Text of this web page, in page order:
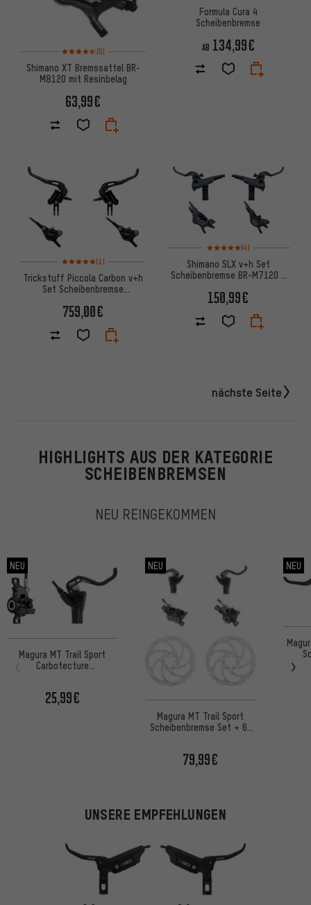
Bewertungen: 4,5 von 5 basierend auf 5 Bewertungen
(5)
Shimano XT Bremssattel BR-
M8120 mit Resinbelag
63,99€
Formula Cura 4
Scheibenbremse
AB 134,99€
Bewertungen: 5 von 5 basierend auf 1 Bewertungen
(1)
Trickstuff Piccola Carbon v+h
Set Scheibenbremse
759,00€
Bewertungen: 5 von 5
(4)
Shimano SLX v+h Set
Scheibenbremse BR-M7120 /
150,99€
nächste Seite
HIGHLIGHTS AUS DER KATEGORIE
SCHEIBENBREMSEN
NEU REINGEKOMMEN
NEU
Magura MT Trail Sport
Carbotecture
25,99€
NEU
Magura MT Trail Sport
Scheibenbremse Set + 6-
79,99€
NEU
UNSERE EMPFEHLUNGEN